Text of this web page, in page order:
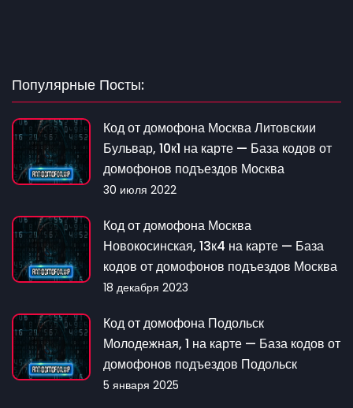
Популярные Посты:
Код от домофона Москва Литовскии
Бульвар, 10к1 на карте — База кодов от
домофонов подъездов Москва
30 июля 2022
Код от домофона Москва
Новокосинская, 13к4 на карте — База
кодов от домофонов подъездов Москва
18 декабря 2023
Код от домофона Подольск
Молодежная, 1 на карте — База кодов от
домофонов подъездов Подольск
5 января 2025